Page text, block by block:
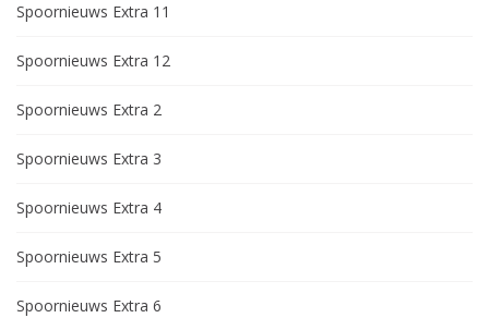
Spoornieuws Extra 11
Spoornieuws Extra 12
Spoornieuws Extra 2
Spoornieuws Extra 3
Spoornieuws Extra 4
Spoornieuws Extra 5
Spoornieuws Extra 6